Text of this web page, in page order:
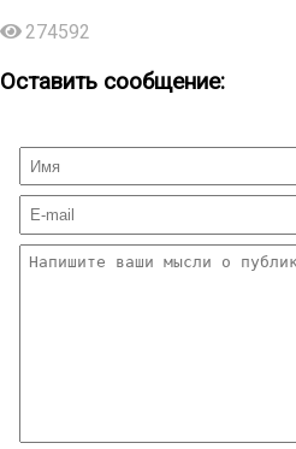
274592
Оставить сообщение: